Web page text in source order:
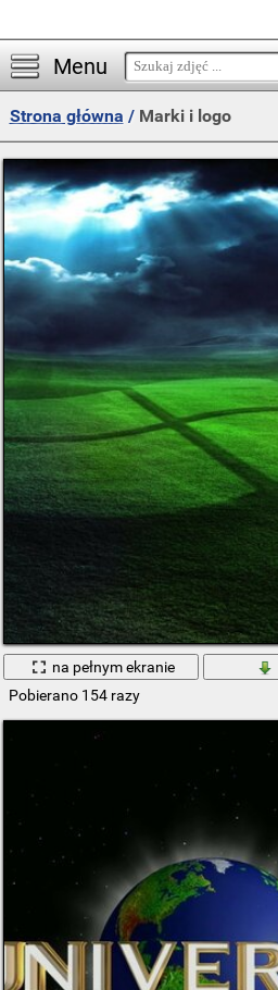
Menu
Strona główna / Marki i logo
na pełnym ekranie
Pobierano 154 razy